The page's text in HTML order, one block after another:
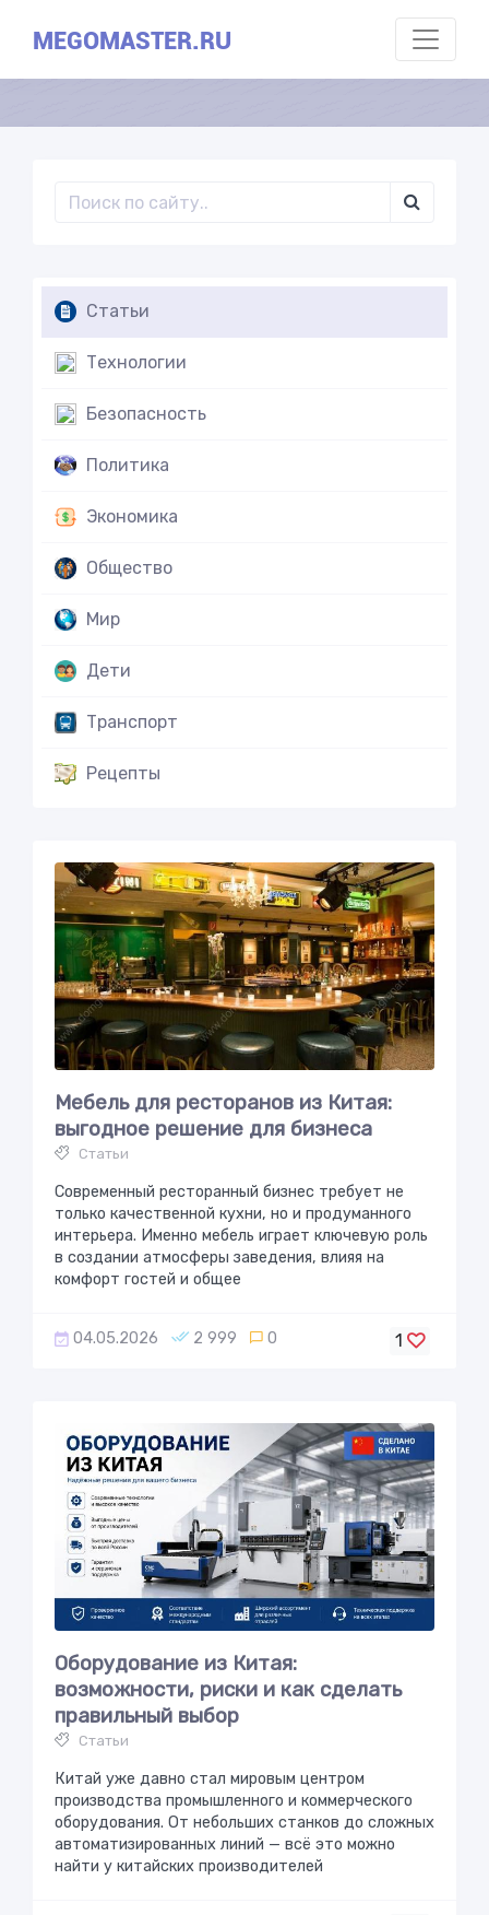
MEGOMASTER.RU
Статьи
Технологии
Безопасность
Политика
Экономика
Общество
Мир
Дети
Транспорт
Рецепты
Мебель для ресторанов из Китая:
выгодное решение для бизнеса
Статьи
Современный ресторанный бизнес требует не
только качественной кухни, но и продуманного
интерьера. Именно мебель играет ключевую роль
в создании атмосферы заведения, влияя на
комфорт гостей и общее
04.05.2026 2 999 0 1
Оборудование из Китая:
возможности, риски и как сделать
правильный выбор
Статьи
Китай уже давно стал мировым центром
производства промышленного и коммерческого
оборудования. От небольших станков до сложных
автоматизированных линий — всё это можно
найти у китайских производителей